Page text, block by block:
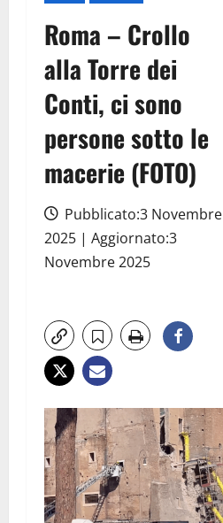
Roma – Crollo
alla Torre dei
Conti, ci sono
persone sotto le
macerie (FOTO)
Pubblicato:3 Novembre
2025 | Aggiornato:3
Novembre 2025